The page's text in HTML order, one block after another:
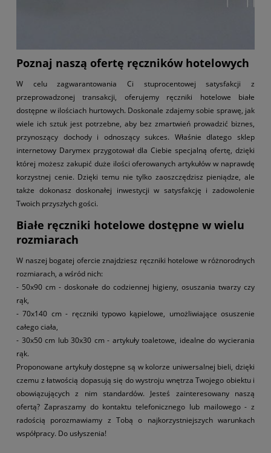
Poznaj naszą ofertę ręczników hotelowych
W celu zagwarantowania Ci stuprocentowej satysfakcji z
przeprowadzonej transakcji, oferujemy ręczniki hotelowe białe
dostępne w ilościach hurtowych. Doskonale zdajemy sobie sprawę, jak
wiele ich sztuk jest potrzebne, aby bez zmartwień prowadzić biznes,
przynoszący dochody i odnoszący sukces. Właśnie dlatego sklep
internetowy Darymex przygotował dla Ciebie specjalną ofertę, dzięki
której możesz zakupić duże ilości oferowanych artykułów w naprawdę
korzystnej cenie. Dzięki temu nie tylko zaoszczędzisz pieniądze, ale
także dokonasz doskonałej inwestycji w satysfakcję i zadowolenie
Twoich przyszłych gości.
Białe ręczniki hotelowe dostępne w wielu
rozmiarach
W naszej bogatej ofercie znajdziesz ręczniki hotelowe w różnorodnych
rozmiarach, a wśród nich:
- 50x90 cm - doskonałe do codziennej higieny, osuszania twarzy czy
rąk,
- 70x140 cm - ręczniki typowo kąpielowe, umożliwiające osuszenie
całego ciała,
- 30x50 cm lub 30x30 cm - artykuły toaletowe, idealne do wycierania
rąk.
Proponowane artykuły dostępne są w kolorze uniwersalnej bieli, dzięki
czemu z łatwością dopasują się do wystroju wnętrza Twojego obiektu i
obowiązujących z nim standardów. Jesteś zainteresowany naszą
ofertą? Zapraszamy do kontaktu telefonicznego lub mailowego - z
radością porozmawiamy z Tobą o najkorzystniejszych warunkach
współpracy. Do usłyszenia!